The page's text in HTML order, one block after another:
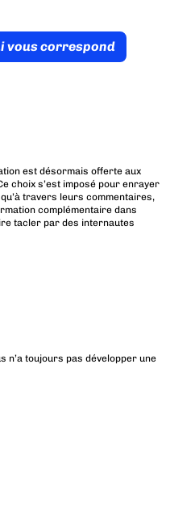
vous correspond
est désormais offerte aux
choix s’est imposé pour enrayer
travers leurs commentaires,
complémentaire dans
tacler par des internautes
n’a toujours pas développer une